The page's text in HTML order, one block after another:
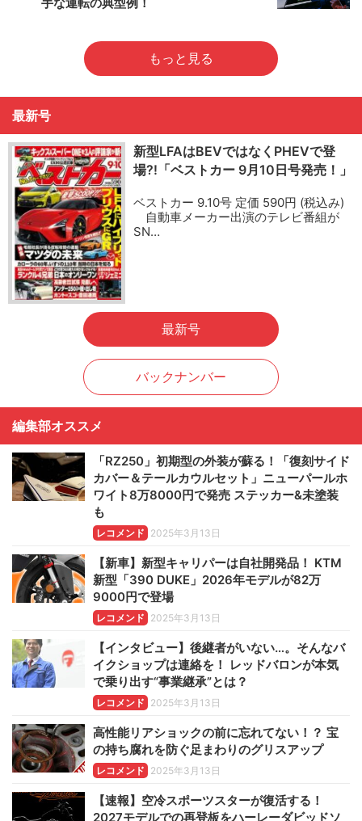
手な運転の典型例！
もっと見る
最新号
新型LFAはBEVではなくPHEVで登
場?!「ベストカー 9月10日号発売！」
ベストカー 9.10号 定価 590円 (税込み)
自動車メーカー出演のテレビ番組が
SN…
最新号
バックナンバー
編集部オススメ
「RZ250」初期型の外装が蘇る！「復刻サイド
カバー＆テールカウルセット」ニューパールホ
ワイト8万8000円で発売 ステッカー&未塗装
も
レコメンド 2025年3月13日
【新車】新型キャリパーは自社開発品！ KTM
新型「390 DUKE」2026年モデルが82万
9000円で登場
レコメンド 2025年3月13日
【インタビュー】後継者がいない…。そんなバ
イクショップは連絡を！ レッドバロンが本気
で乗り出す“事業継承”とは？
レコメンド 2025年3月13日
高性能リアショックの前に忘れてない！？ 宝
の持ち腐れを防ぐ足まわりのグリスアップ
レコメンド 2025年3月13日
【速報】空冷スポーツスターが復活する！
2027モデルでの再登板をハーレーダビッドソ